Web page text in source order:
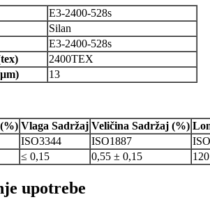
E3-2400-528s
Silan
E3-2400-528s
tex)
2400TEX
13
(%) Vlaga Sadržaj Veličina Sadržaj (%)
ISO3344 ISO1887
≤ 0,15 0,55 ± 0,15
upotrebe